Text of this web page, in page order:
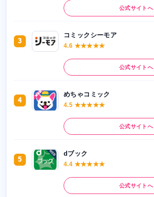
公式サイトへ
3
コミックシーモア
4.6 ★★★★★
公式サイトへ
4
めちゃコミック
4.5 ★★★★★
公式サイトへ
5
dブック
4.4 ★★★★★
公式サイトへ